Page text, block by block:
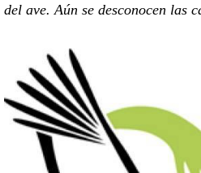
del ave. Aún se desconocen las